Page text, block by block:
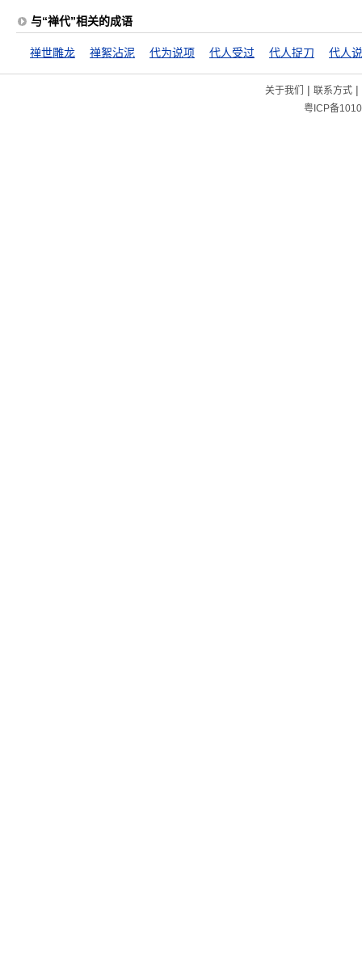
与“禅代”相关的成语
禅世雕龙 禅絮沾泥 代为说项 代人受过 代人捉刀 代人
关于我们 | 联系方式|
粤ICP备